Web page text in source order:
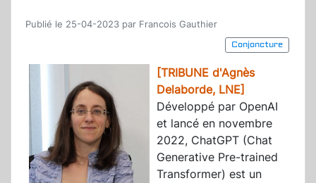
Publié le 25-04-2023 par Francois Gauthier
Conjoncture
[TRIBUNE d'Agnès
Delaborde, LNE]
Développé par OpenAI
et lancé en novembre
2022, ChatGPT (Chat
Generative Pre-trained
Transformer) est un